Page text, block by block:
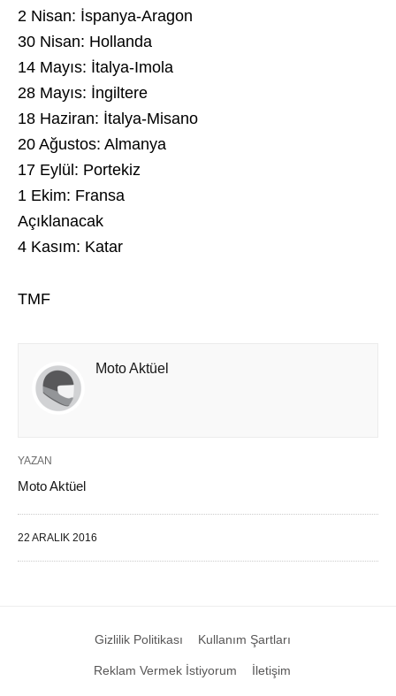
2 Nisan: İspanya-Aragon
30 Nisan: Hollanda
14 Mayıs: İtalya-Imola
28 Mayıs: İngiltere
18 Haziran: İtalya-Misano
20 Ağustos: Almanya
17 Eylül: Portekiz
1 Ekim: Fransa
Açıklanacak
4 Kasım: Katar
TMF
Moto Aktüel
YAZAN
Moto Aktüel
22 ARALIK 2016
Gizlilik Politikası Kullanım Şartları
Reklam Vermek İstiyorum İletişim